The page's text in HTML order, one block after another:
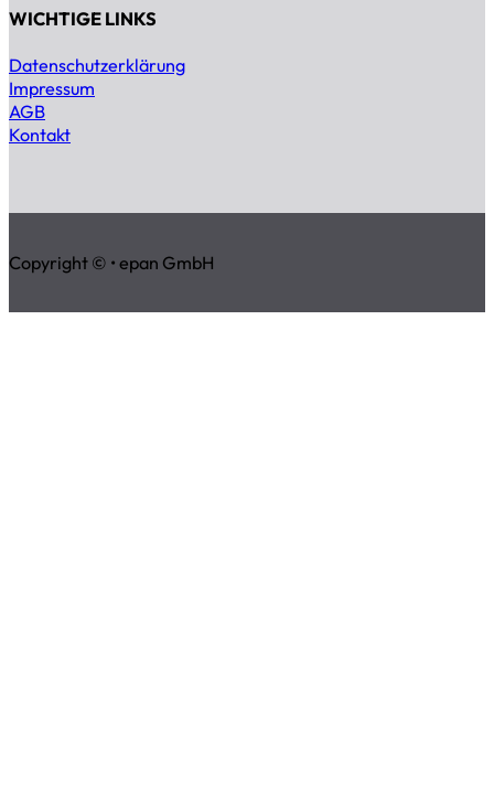
WICHTIGE LINKS
Datenschutzerklärung
Impressum
AGB
Kontakt
Copyright © • epan GmbH